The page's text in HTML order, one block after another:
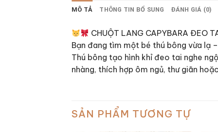
MÔ TẢ THÔNG TIN BỔ SUNG ĐÁNH GIÁ (0)
CHUỘT LANG CAPYBARA ĐEO
Bạn đang tìm một bé thú bông vừa lạ
Thú bông tạo hình khỉ đeo tai nghe
nhàng, thích hợp ôm ngủ, thư giãn
SẢN PHẨM TƯƠNG TỰ